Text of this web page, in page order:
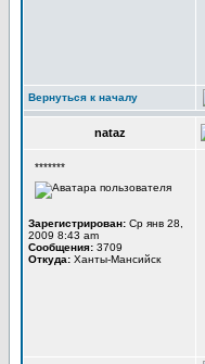
Вернуться к началу
nataz
*******
Зарегистрирован: Ср янв 28,
2009 8:43 am
Сообщения: 3709
Откуда: Ханты-Мансийск